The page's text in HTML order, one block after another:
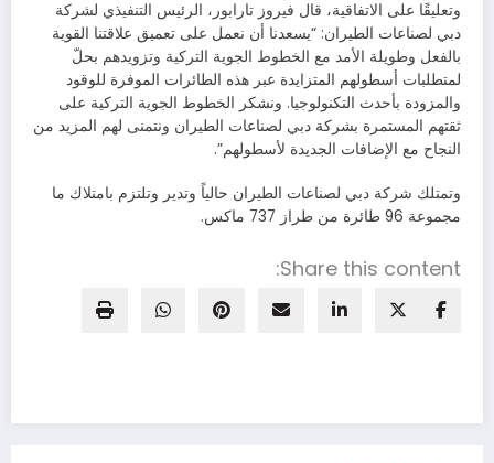
وتعليقًا على الاتفاقية، قال فيروز تارابور، الرئيس التنفيذي لشركة
دبي لصناعات الطيران: “يسعدنا أن نعمل على تعميق علاقتنا القوية
بالفعل وطويلة الأمد مع الخطوط الجوية التركية وتزويدهم بحلّ
لمتطلبات أسطولهم المتزايدة عبر هذه الطائرات الموفرة للوقود
والمزودة بأحدث التكنولوجيا. ونشكر الخطوط الجوية التركية على
ثقتهم المستمرة بشركة دبي لصناعات الطيران ونتمنى لهم المزيد من
النجاح مع الإضافات الجديدة لأسطولهم”.
وتمتلك شركة دبي لصناعات الطيران حالياً وتدير وتلتزم بامتلاك ما
مجموعة 96 طائرة من طراز 737 ماكس.
Share this content: